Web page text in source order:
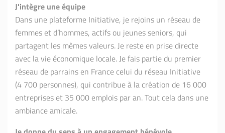
J'intègre une équipe
Dans une plateforme Initiative, je rejoins un réseau de
femmes et d’hommes, actifs ou jeunes seniors, qui
partagent les mêmes valeurs. Je reste en prise directe
avec la vie économique locale. Je fais partie du premier
réseau de parrains en France celui du réseau Initiative
(4 700 personnes), qui contribue à la création de 16 000
entreprises et 35 000 emplois par an. Tout cela dans une
ambiance amicale.